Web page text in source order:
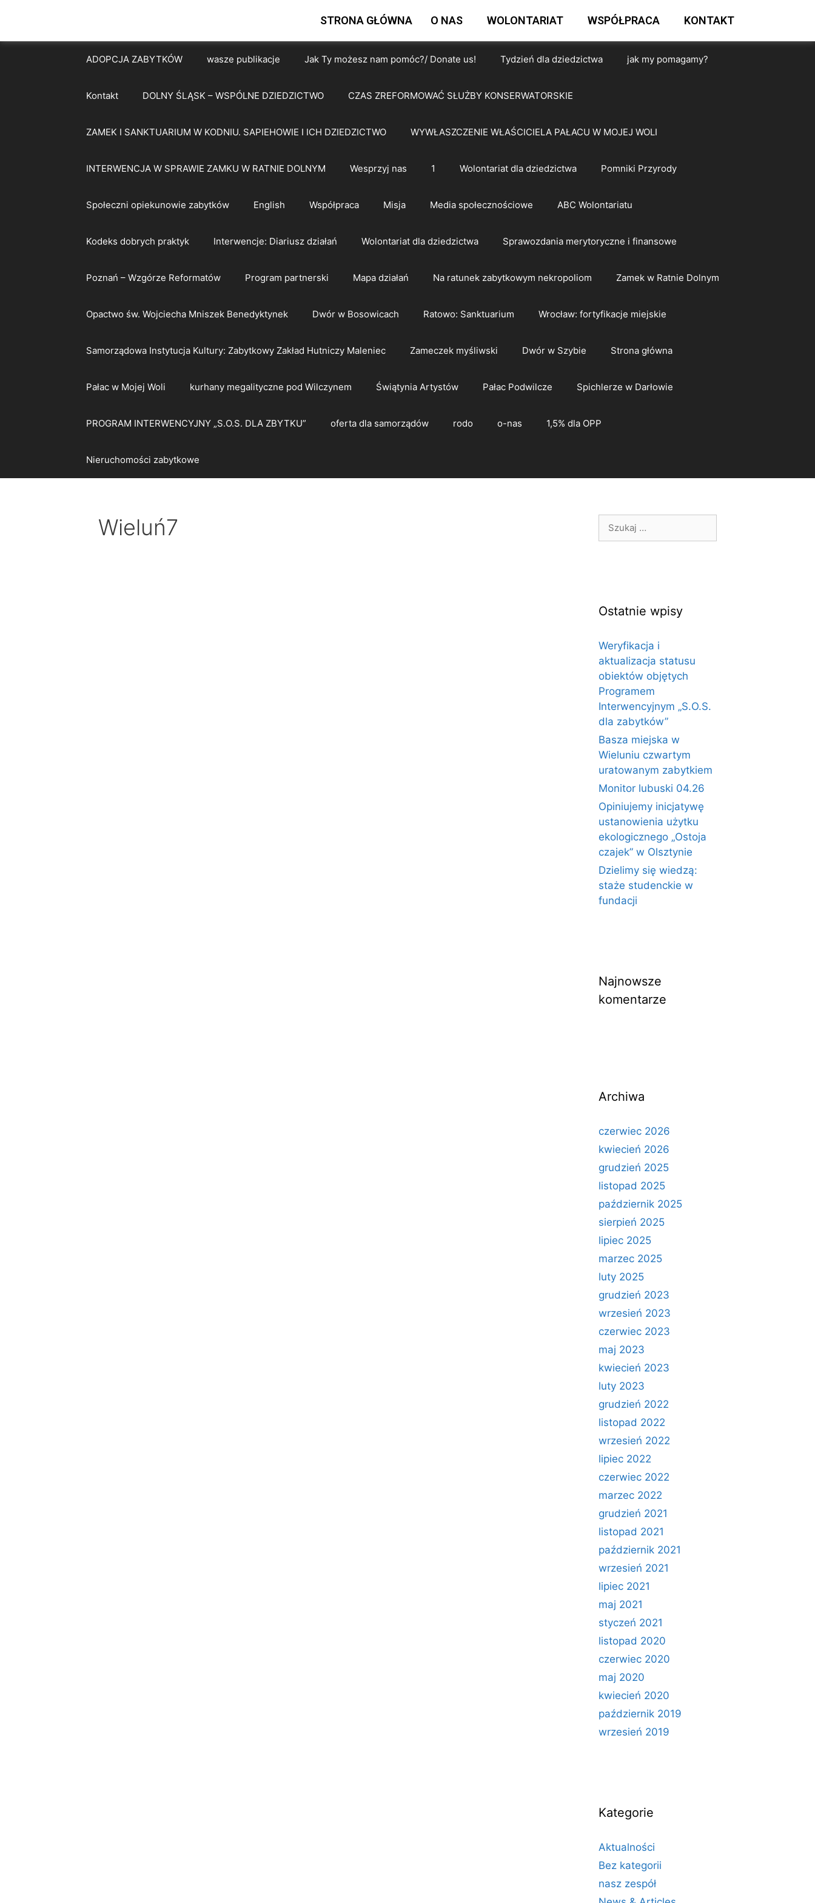
STRONA GŁÓWNA O NAS WOLONTARIAT WSPÓŁPRACA KONTAKT
ADOPCJA ZABYTKÓW wasze publikacje Jak Ty możesz nam pomóc?/ Donate us! Tydzień dla dziedzictwa jak my pomagamy?
Kontakt DOLNY ŚLĄSK – WSPÓLNE DZIEDZICTWO CZAS ZREFORMOWAĆ SŁUŻBY KONSERWATORSKIE
ZAMEK I SANKTUARIUM W KODNIU. SAPIEHOWIE I ICH DZIEDZICTWO WYWŁASZCZENIE WŁAŚCICIELA PAŁACU W MOJEJ WOLI
INTERWENCJA W SPRAWIE ZAMKU W RATNIE DOLNYM Wesprzyj nas 1 Wolontariat dla dziedzictwa Pomniki Przyrody
Społeczni opiekunowie zabytków English Współpraca Misja Media społecznościowe ABC Wolontariatu
Kodeks dobrych praktyk Interwencje: Diariusz działań Wolontariat dla dziedzictwa Sprawozdania merytoryczne i finansowe
Poznań – Wzgórze Reformatów Program partnerski Mapa działań Na ratunek zabytkowym nekropoliom Zamek w Ratnie Dolnym
Opactwo św. Wojciecha Mniszek Benedyktynek Dwór w Bosowicach Ratowo: Sanktuarium Wrocław: fortyfikacje miejskie
Samorządowa Instytucja Kultury: Zabytkowy Zakład Hutniczy Maleniec Zameczek myśliwski Dwór w Szybie Strona główna
Pałac w Mojej Woli kurhany megalityczne pod Wilczynem Świątynia Artystów Pałac Podwilcze Spichlerze w Darłowie
PROGRAM INTERWENCYJNY „S.O.S. DLA ZBYTKU” oferta dla samorządów rodo o-nas 1,5% dla OPP
Nieruchomości zabytkowe
Wieluń7
Ostatnie wpisy
Weryfikacja i
aktualizacja statusu
obiektów objętych
Programem
Interwencyjnym „S.O.S.
dla zabytków”
Basza miejska w
Wieluniu czwartym
uratowanym zabytkiem
Monitor lubuski 04.26
Opiniujemy inicjatywę
ustanowienia użytku
ekologicznego „Ostoja
czajek” w Olsztynie
Dzielimy się wiedzą:
staże studenckie w
fundacji
Najnowsze
komentarze
Archiwa
czerwiec 2026
kwiecień 2026
grudzień 2025
listopad 2025
październik 2025
sierpień 2025
lipiec 2025
marzec 2025
luty 2025
grudzień 2023
wrzesień 2023
czerwiec 2023
maj 2023
kwiecień 2023
luty 2023
grudzień 2022
listopad 2022
wrzesień 2022
lipiec 2022
czerwiec 2022
marzec 2022
grudzień 2021
listopad 2021
październik 2021
wrzesień 2021
lipiec 2021
maj 2021
styczeń 2021
listopad 2020
czerwiec 2020
maj 2020
kwiecień 2020
październik 2019
wrzesień 2019
Kategorie
Aktualności
Bez kategorii
nasz zespół